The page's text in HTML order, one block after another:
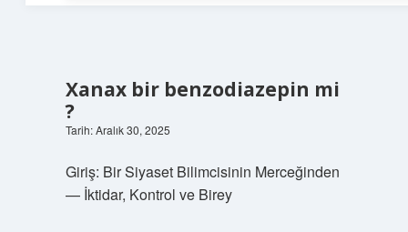
Xanax bir benzodiazepin mi
?
Tarih: Aralık 30, 2025
Giriş: Bir Siyaset Bilimcisinin Merceğinden
— İktidar, Kontrol ve Birey